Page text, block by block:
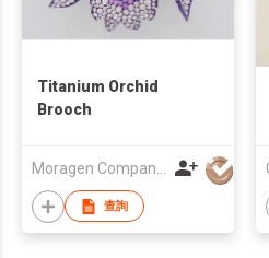
Titanium Orchid
Brooch
查詢